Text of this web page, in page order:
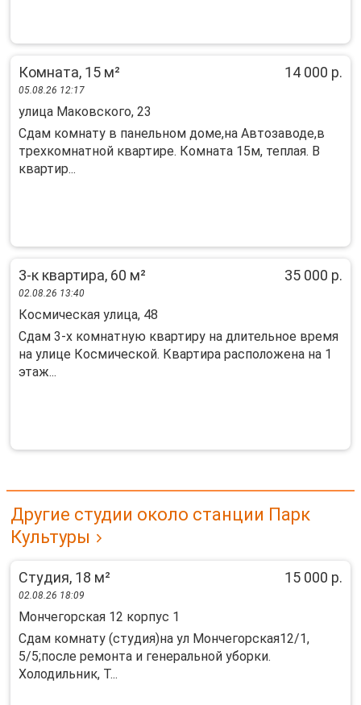
Комната, 15 м² 14 000 р.
05.08.26 12:17
улица Маковского, 23
Сдам комнату в панельном доме,на Автозаводе,в
трехкомнатной квартире. Комната 15м, теплая. В
квартир...
3-к квартира, 60 м² 35 000 р.
02.08.26 13:40
Космическая улица, 48
Сдам 3-х комнатную квартиру на длительное время
на улице Космической. Квартира расположена на 1
этаж...
Другие студии около станции Парк
Культуры
Студия, 18 м² 15 000 р.
02.08.26 18:09
Мончегорская 12 корпус 1
Сдам комнату (студия)на ул Мончегорская12/1,
5/5;после ремонта и генеральной уборки.
Холодильник, Т...